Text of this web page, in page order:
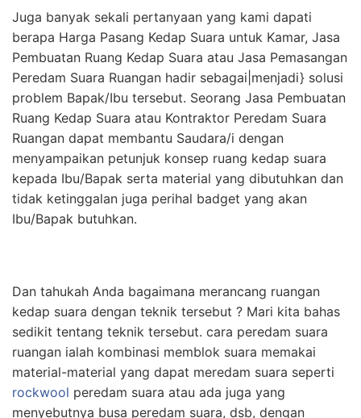
Juga banyak sekali pertanyaan yang kami dapati
berapa Harga Pasang Kedap Suara untuk Kamar, Jasa
Pembuatan Ruang Kedap Suara atau Jasa Pemasangan
Peredam Suara Ruangan hadir sebagai|menjadi} solusi
problem Bapak/Ibu tersebut. Seorang Jasa Pembuatan
Ruang Kedap Suara atau Kontraktor Peredam Suara
Ruangan dapat membantu Saudara/i dengan
menyampaikan petunjuk konsep ruang kedap suara
kepada Ibu/Bapak serta material yang dibutuhkan dan
tidak ketinggalan juga perihal badget yang akan
Ibu/Bapak butuhkan.
Dan tahukah Anda bagaimana merancang ruangan
kedap suara dengan teknik tersebut ? Mari kita bahas
sedikit tentang teknik tersebut. cara peredam suara
ruangan ialah kombinasi memblok suara memakai
material-material yang dapat meredam suara seperti
rockwool peredam suara atau ada juga yang
menyebutnya busa peredam suara, dsb, dengan